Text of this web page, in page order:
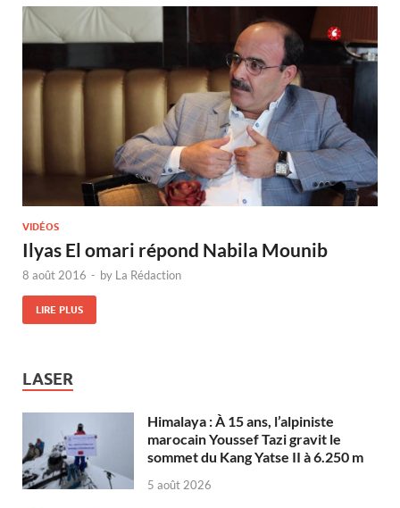
VIDÉOS
Ilyas El omari répond Nabila Mounib
8 août 2016 - by La Rédaction
LIRE PLUS
LASER
Himalaya : À 15 ans, l’alpiniste
marocain Youssef Tazi gravit le
sommet du Kang Yatse II à 6.250 m
5 août 2026